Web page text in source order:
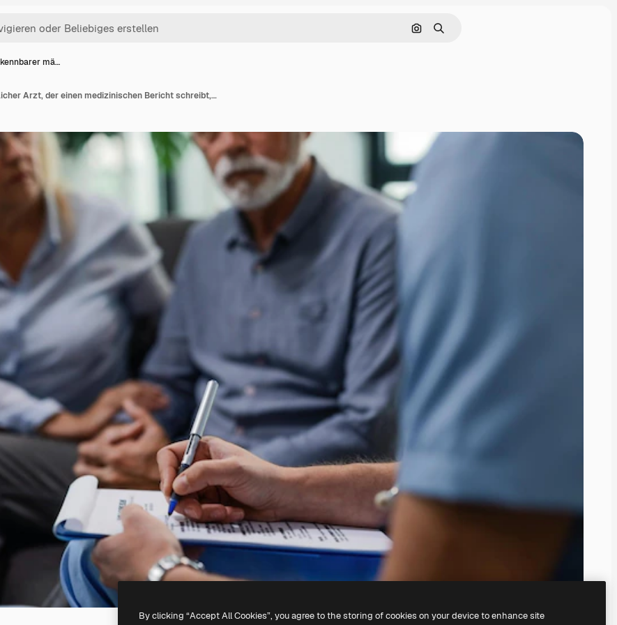
Nach Bild suchen
Suchen
mä…
Nicht erkennbarer männlicher Arzt, der einen medizinischen Bericht schreibt, während er ein älteres Paar zu Hause besucht
By clicking “Accept All Cookies”, you agree to the storing of cookies on your device to enhance site